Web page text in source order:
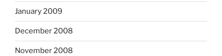
January 2009
December 2008
November 2008